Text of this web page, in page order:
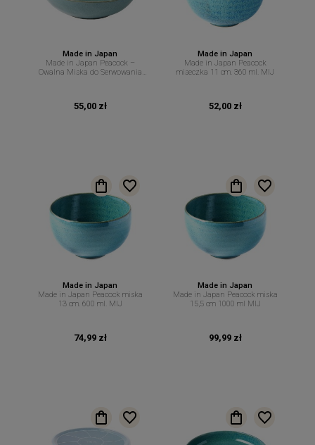
Made in Japan
Made in Japan Peacock –
Owalna Miska do Serwowania
55,00 zł
Made in Japan
Made in Japan Peacock
miseczka 11 cm. 360 ml. MIJ
52,00 zł
Made in Japan
Made in Japan Peacock miska
13 cm. 600 ml. MIJ
74,99 zł
Made in Japan
Made in Japan Peacock miska
15,5 cm 1000 ml MIJ
99,99 zł